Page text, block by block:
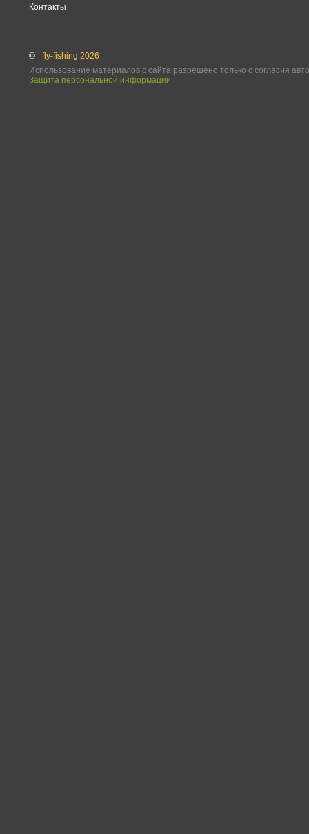
Контакты
©
fly-fishing 2026
Использование материалов с сайта разрешено только с согласия
Защита персональной информации